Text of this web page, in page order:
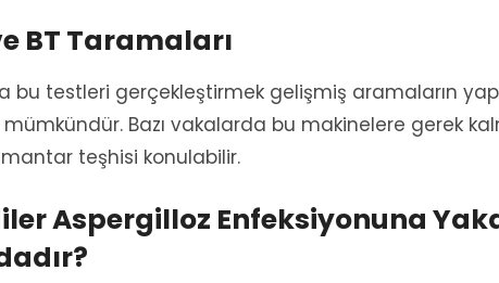
BT Taramaları
bu testleri gerçekleştirmek gelişmiş aramaların
Bazı vakalarda bu makinelere gerek
teşhisi konulabilir.
Aspergilloz Enfeksiyonuna